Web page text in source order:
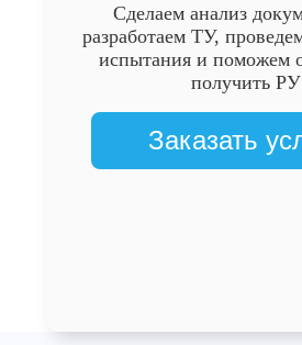
Сделаем анализ
разработаем ТУ,
испытания и поможем
получить РУ
Заказать